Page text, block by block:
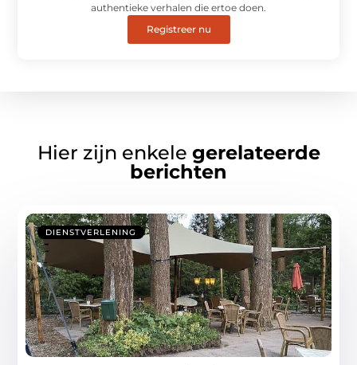
authentieke verhalen die ertoe doen.
Registreer nu
Hier zijn enkele gerelateerde
berichten
DIENSTVERLENING